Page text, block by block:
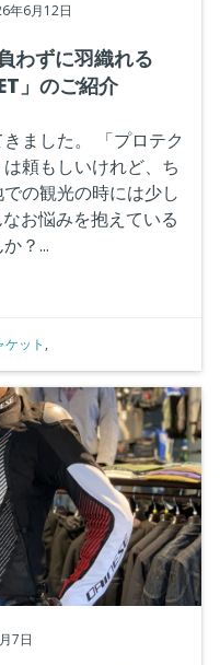
年6月12日
わずに羽織れる
」のご紹介
ました。
「プロテク
頼もしいけれど、ち
の観光の時には少し
お悩みを抱えている
？...
ケット ,
7日